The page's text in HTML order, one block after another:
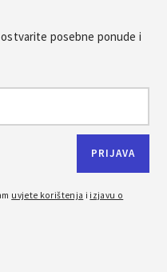
posebne ponude i
uvjete korištenja i izjavu o